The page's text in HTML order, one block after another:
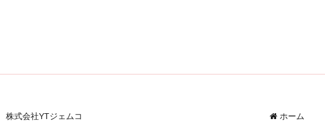
株式会社YTジェムコ ホーム